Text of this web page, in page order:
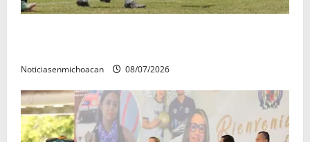
Noticiasenmichoacan 08/07/2026